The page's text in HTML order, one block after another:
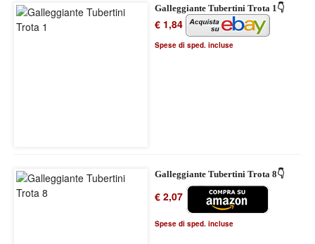
Galleggiante Tubertini Trota 1👇
€ 1,84
Spese di sped. incluse
Galleggiante Tubertini Trota 8👇
€ 2,07
Spese di sped. incluse